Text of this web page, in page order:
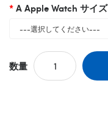
A Apple Watch サイズ
数量